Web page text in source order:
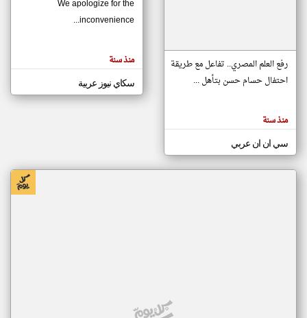
مصادر الأخبار من موريتانيا
اخبار موريتانيا على مدار الساعة
أهم اخبار موريتانيا العاجلة والمباشرة
المقالات
الموجوده
هنا عن
رفع العلم المصري.. تفاعل مع طريقة
احتفال حسام حسن بتأهل ...
منذ سنة
سي ان ان عربي
We apologize for the
inconvenience...
منذ سنة
سكاي نيوز عربية
klyoum.com